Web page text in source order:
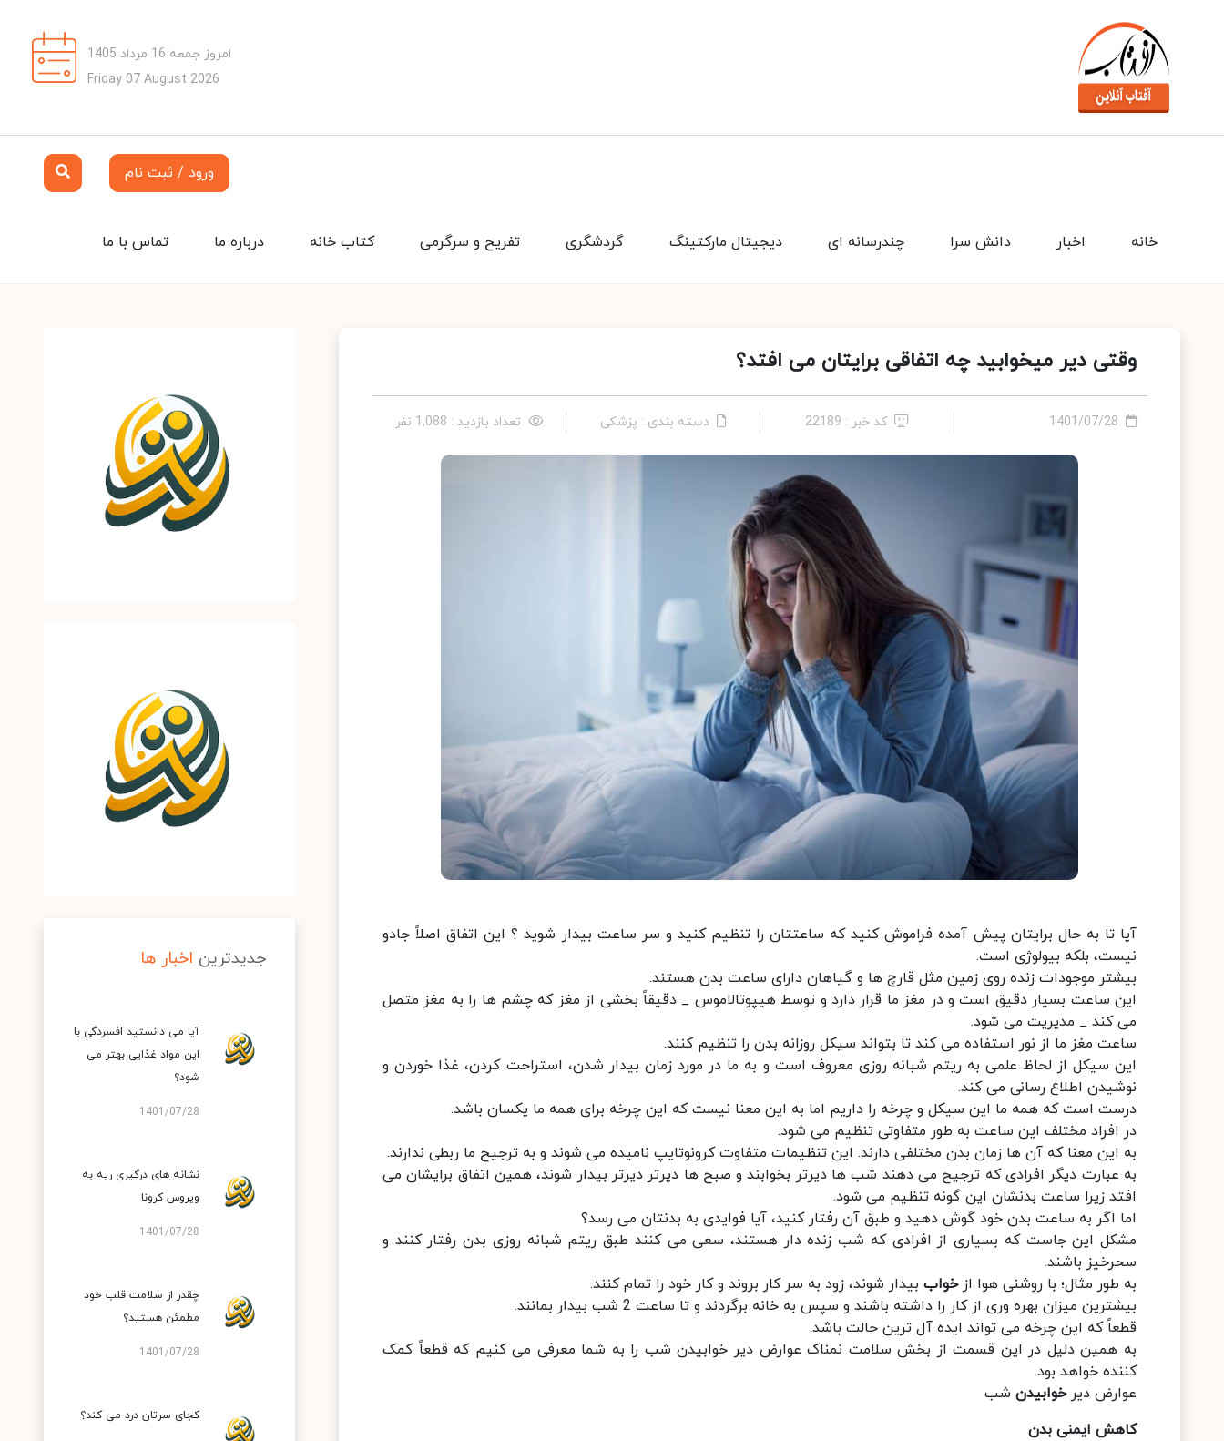
امروز جمعه 16 مرداد 1405
Friday 07 August 2026
ورود / ثبت نام
تماس با ما درباره ما کتاب خانه تفریح و سرگرمی گردشگری دیجیتال مارکتینگ چندرسانه ای دانش سرا اخبار خانه
وقتی دیر میخوابید چه اتفاقی برایتان می افتد؟
1401/07/28 کد خبر : 22189 دسته بندی : پزشکی تعداد بازدید : 1,088 نفر
آیا تا به حال برایتان پیش آمده فراموش کنید که ساعتتان را تنظیم کنید و سر ساعت بیدار شوید ؟ این اتفاق اصلاً جادو
نیست، بلکه بیولوژی است.
بیشتر موجودات زنده روی زمین مثل قارچ ها و گیاهان دارای ساعت بدن هستند.
این ساعت بسیار دقیق است و در مغز ما قرار دارد و توسط هیپوتالاموس _ دقیقاً بخشی از مغز که چشم ها را به مغز متصل
می کند _ مدیریت می شود.
ساعت مغز ما از نور استفاده می کند تا بتواند سیکل روزانه بدن را تنظیم کنند.
این سیکل از لحاظ علمی به ریتم شبانه روزی معروف است و به ما در مورد زمان بیدار شدن، استراحت کردن، غذا خوردن و
نوشیدن اطلاع رسانی می کند.
درست است که همه ما این سیکل و چرخه را داریم اما به این معنا نیست که این چرخه برای همه ما یکسان باشد.
در افراد مختلف این ساعت به طور متفاوتی تنظیم می شود.
به این معنا که آن ها زمان بدن مختلفی دارند. این تنظیمات متفاوت کرونوتایپ نامیده می شوند و به ترجیح ما ربطی ندارند.
به عبارت دیگر افرادی که ترجیح می دهند شب ها دیرتر بخوابند و صبح ها دیرتر دیرتر بیدار شوند، همین اتفاق برایشان می
افتد زیرا ساعت بدنشان این گونه تنظیم می شود.
اما اگر به ساعت بدن خود گوش دهید و طبق آن رفتار کنید، آیا فوایدی به بدنتان می رسد؟
مشکل این جاست که بسیاری از افرادی که شب زنده دار هستند، سعی می کنند طبق ریتم شبانه روزی بدن رفتار کنند و
سحرخیز باشند.
به طور مثال؛ با روشنی هوا ازخواب بیدار شوند، زود به سر کار بروند و کار خود را تمام کنند.
بیشترین میزان بهره وری از کار را داشته باشند و سپس به خانه برگردند و تا ساعت 2 شب بیدار بمانند.
قطعاً که این چرخه می تواند ایده آل ترین حالت باشد.
به همین دلیل در این قسمت از بخش سلامت نمناک عوارض دیر خوابیدن شب را به شما معرفی می کنیم که قطعاً کمک
کننده خواهد بود.
عوارض دیرخوابیدن شب
کاهش ایمنی بدن
جدیدترین اخبار ها
آیا می دانستید افسردگی با
این مواد غذایی بهتر می
شود؟
1401/07/28
نشانه های درگیری ریه به
ویروس کرونا
1401/07/28
چقدر از سلامت قلب خود
مطمئن هستید؟
1401/07/28
کجای سرتان درد می کند؟